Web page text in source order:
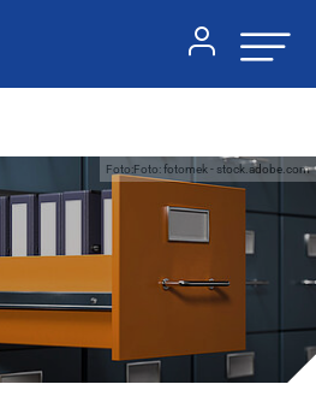
Foto:Foto: fotomek - stock.adobe.com